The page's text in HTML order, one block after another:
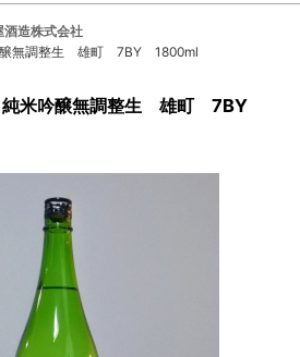
酒造株式会社
醸無調整生 雄町 7BY 1800ml
純米吟醸無調整生 雄町 7BY